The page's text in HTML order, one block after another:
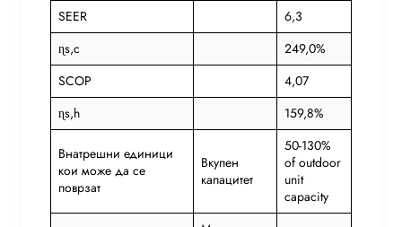
SEER
6,3
ɳs,c
249,0%
SCOP
4,07
ɳs,h
159,8%
Внатрешни единици
кои може да се
поврзат
Вкупен
капацитет
50-130%
of outdoor
unit
capacity